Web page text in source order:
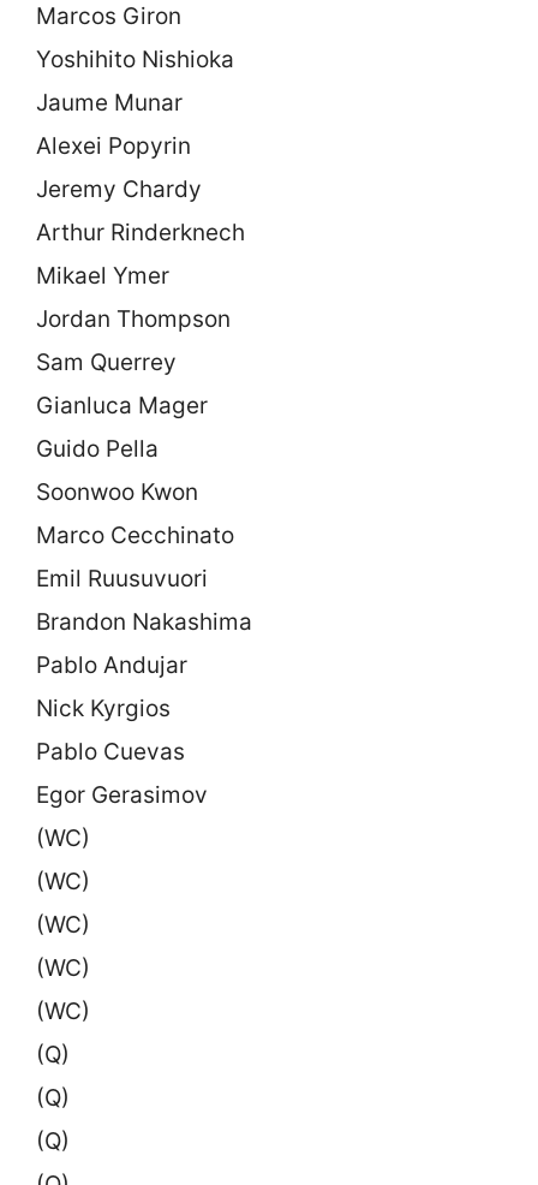
Marcos Giron
Yoshihito Nishioka
Jaume Munar
Alexei Popyrin
Jeremy Chardy
Arthur Rinderknech
Mikael Ymer
Jordan Thompson
Sam Querrey
Gianluca Mager
Guido Pella
Soonwoo Kwon
Marco Cecchinato
Emil Ruusuvuori
Brandon Nakashima
Pablo Andujar
Nick Kyrgios
Pablo Cuevas
Egor Gerasimov
(WC)
(WC)
(WC)
(WC)
(WC)
(Q)
(Q)
(Q)